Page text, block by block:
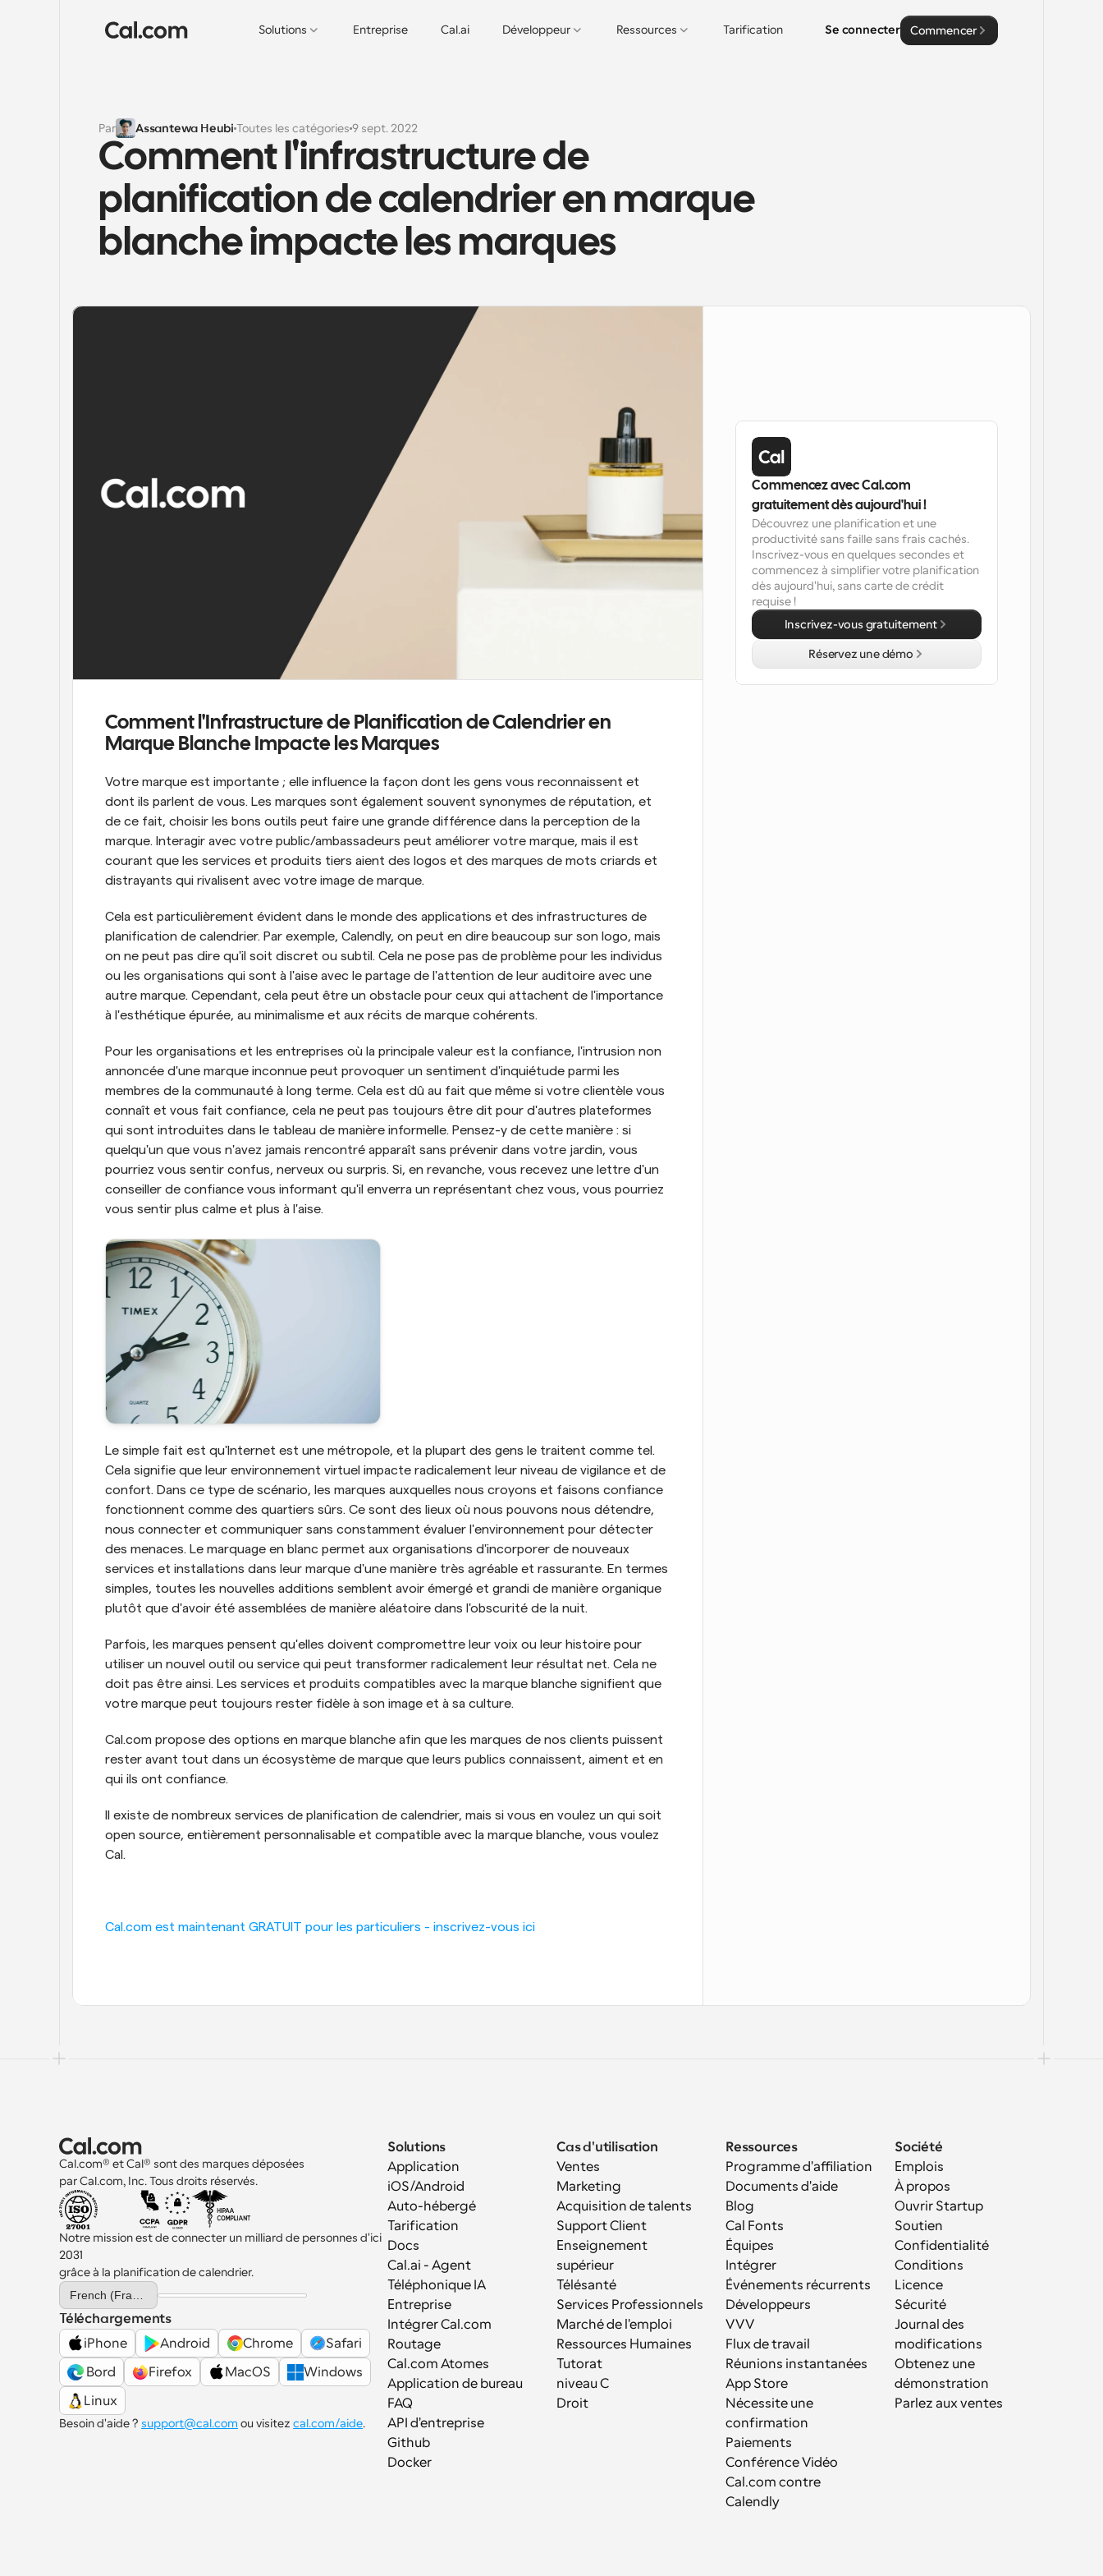
Solutions Entreprise Cal.ai Développeur Ressources Tarification Se connecter Commencer
Par Assantewa Heubi Toutes les catégories 9 sept. 2022
Comment l'infrastructure de
planification de calendrier en marque
blanche impacte les marques
Comment l'Infrastructure de Planification de Calendrier en
Marque Blanche Impacte les Marques
Votre marque est importante ; elle influence la façon dont les gens vous reconnaissent et
dont ils parlent de vous. Les marques sont également souvent synonymes de réputation, et
de ce fait, choisir les bons outils peut faire une grande différence dans la perception de la
marque. Interagir avec votre public/ambassadeurs peut améliorer votre marque, mais il est
courant que les services et produits tiers aient des logos et des marques de mots criards et
distrayants qui rivalisent avec votre image de marque.
Cela est particulièrement évident dans le monde des applications et des infrastructures de
planification de calendrier. Par exemple, Calendly, on peut en dire beaucoup sur son logo, mais
on ne peut pas dire qu'il soit discret ou subtil. Cela ne pose pas de problème pour les individus
ou les organisations qui sont à l'aise avec le partage de l'attention de leur auditoire avec une
autre marque. Cependant, cela peut être un obstacle pour ceux qui attachent de l'importance
à l'esthétique épurée, au minimalisme et aux récits de marque cohérents.
Pour les organisations et les entreprises où la principale valeur est la confiance, l'intrusion non
annoncée d'une marque inconnue peut provoquer un sentiment d'inquiétude parmi les
membres de la communauté à long terme. Cela est dû au fait que même si votre clientèle vous
connaît et vous fait confiance, cela ne peut pas toujours être dit pour d'autres plateformes
qui sont introduites dans le tableau de manière informelle. Pensez-y de cette manière : si
quelqu'un que vous n'avez jamais rencontré apparaît sans prévenir dans votre jardin, vous
pourriez vous sentir confus, nerveux ou surpris. Si, en revanche, vous recevez une lettre d'un
conseiller de confiance vous informant qu'il enverra un représentant chez vous, vous pourriez
vous sentir plus calme et plus à l'aise.
Le simple fait est qu'Internet est une métropole, et la plupart des gens le traitent comme tel.
Cela signifie que leur environnement virtuel impacte radicalement leur niveau de vigilance et de
confort. Dans ce type de scénario, les marques auxquelles nous croyons et faisons confiance
fonctionnent comme des quartiers sûrs. Ce sont des lieux où nous pouvons nous détendre,
nous connecter et communiquer sans constamment évaluer l'environnement pour détecter
des menaces. Le marquage en blanc permet aux organisations d'incorporer de nouveaux
services et installations dans leur marque d'une manière très agréable et rassurante. En termes
simples, toutes les nouvelles additions semblent avoir émergé et grandi de manière organique
plutôt que d'avoir été assemblées de manière aléatoire dans l'obscurité de la nuit.
Parfois, les marques pensent qu'elles doivent compromettre leur voix ou leur histoire pour
utiliser un nouvel outil ou service qui peut transformer radicalement leur résultat net. Cela ne
doit pas être ainsi. Les services et produits compatibles avec la marque blanche signifient que
votre marque peut toujours rester fidèle à son image et à sa culture.
Cal.com propose des options en marque blanche afin que les marques de nos clients puissent
rester avant tout dans un écosystème de marque que leurs publics connaissent, aiment et en
qui ils ont confiance.
Il existe de nombreux services de planification de calendrier, mais si vous en voulez un qui soit
open source, entièrement personnalisable et compatible avec la marque blanche, vous voulez
Cal.
Cal.com est maintenant GRATUIT pour les particuliers - inscrivez-vous ici
Commencez avec Cal.com
gratuitement dès aujourd'hui !
Découvrez une planification et une
productivité sans faille sans frais cachés.
Inscrivez-vous en quelques secondes et
commencez à simplifier votre planification
dès aujourd'hui, sans carte de crédit
requise !
Inscrivez-vous gratuitement
Réservez une démo
Cal.com® et Cal® sont des marques déposées
par Cal.com, Inc. Tous droits réservés.
Notre mission est de connecter un milliard de personnes d'ici
2031
grâce à la planification de calendrier.
Select Language
Téléchargements
iPhone
Android Chrome
Safari
Bord
Firefox MacOS
Windows
Linux
Besoin d'aide ? support@cal.com ou visitez cal.com/aide.
Solutions
Application
iOS/Android
Auto-hébergé
Tarification
Docs
Cal.ai - Agent
Téléphonique IA
Entreprise
Intégrer Cal.com
Routage
Cal.com Atomes
Application de bureau
FAQ
API d'entreprise
Github
Docker
Cas d'utilisation
Ventes
Marketing
Acquisition de talents
Support Client
Enseignement
supérieur
Télésanté
Services Professionnels
Marché de l'emploi
Ressources Humaines
Tutorat
niveau C
Droit
Ressources
Programme d'affiliation
Documents d'aide
Blog
Cal Fonts
Équipes
Intégrer
Événements récurrents
Développeurs
VVV
Flux de travail
Réunions instantanées
App Store
Nécessite une
confirmation
Paiements
Conférence Vidéo
Cal.com contre
Calendly
Société
Emplois
À propos
Ouvrir Startup
Soutien
Confidentialité
Conditions
Licence
Sécurité
Journal des
modifications
Obtenez une
démonstration
Parlez aux ventes